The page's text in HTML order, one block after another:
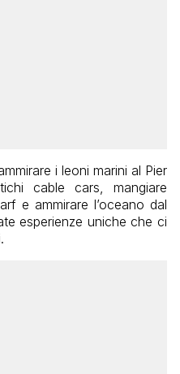
i leoni marini al Pier
cable cars, mangiare
e ammirare l’oceano dal
esperienze uniche che ci